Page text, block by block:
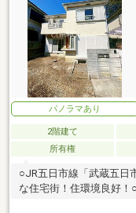
パノラマあり
2階建て
所有権
○JR五日市線「武蔵五日
な住宅街！住環境良好！